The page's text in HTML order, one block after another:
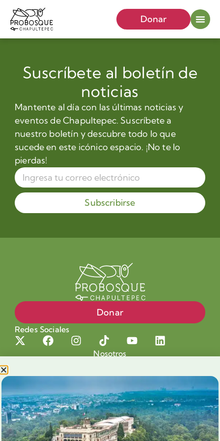
Donar
Suscríbete al boletín de
noticias
Mantente al día con las últimas noticias y
eventos de Chapultepec. Suscríbete a
nuestro boletín y descubre todo lo que
sucede en este icónico espacio. ¡No te lo
pierdas!
Subscribirse
Donar
Redes Sociales
Nosotros
Nuestra Causa
Productos con Causa
Blog